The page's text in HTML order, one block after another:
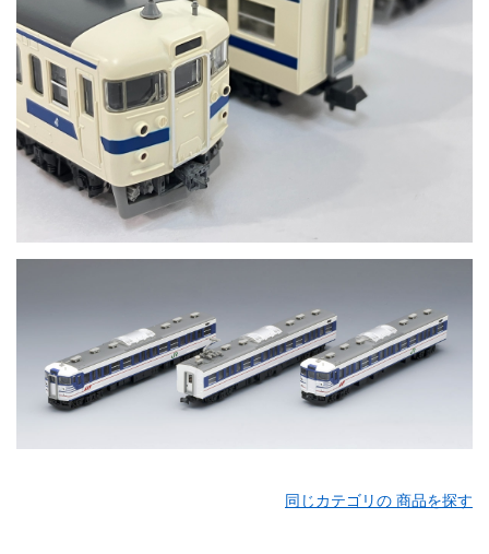
同じカテゴリの 商品を探す